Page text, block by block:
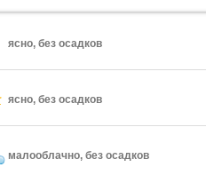
ясно, без осадков
ясно, без осадков
малооблачно, без осадков